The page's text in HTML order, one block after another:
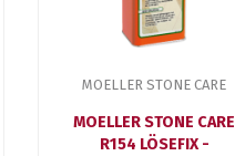
MOELLER STONE CARE
MOELLER STONE CARE
R154 LÖSEFIX -